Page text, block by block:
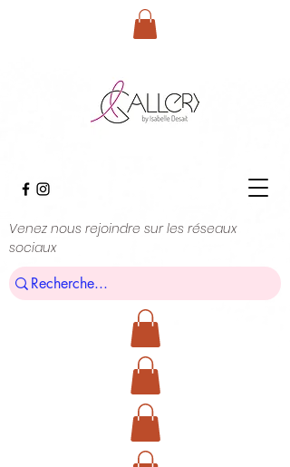
Venez nous rejoindre sur les réseaux
sociaux